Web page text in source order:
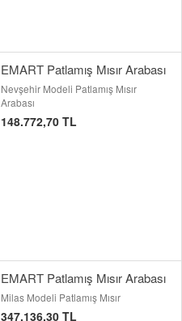
EMART Patlamış Mısır Arabası
Nevşehir Modeli Patlamış Mısır
Arabası
148.772,70 TL
EMART Patlamış Mısır Arabası
Milas Modeli Patlamış Mısır
347.136,30 TL